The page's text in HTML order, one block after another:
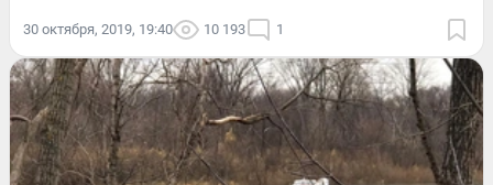
30 октября, 2019, 19:40 10 193 1